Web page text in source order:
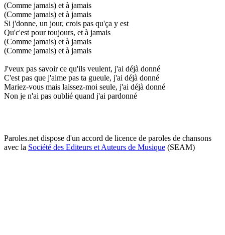
(Comme jamais) et à jamais
(Comme jamais) et à jamais
Si j'donne, un jour, crois pas qu'ça y est
Qu'c'est pour toujours, et à jamais
(Comme jamais) et à jamais
(Comme jamais) et à jamais
J'veux pas savoir ce qu'ils veulent, j'ai déjà donné
C'est pas que j'aime pas ta gueule, j'ai déjà donné
Mariez-vous mais laissez-moi seule, j'ai déjà donné
Non je n'ai pas oublié quand j'ai pardonné
Paroles.net dispose d'un accord de licence de paroles de chansons
avec la Société des Editeurs et Auteurs de Musique (SEAM)